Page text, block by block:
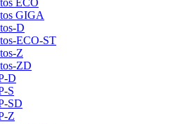
GIGA
D
ECO-ST
Z
ZD
D
S
SD
Z